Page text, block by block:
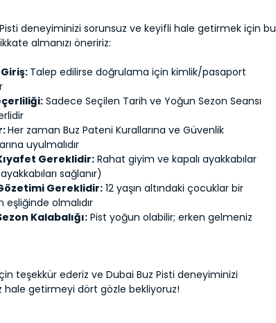
deneyiminizi sorunsuz ve keyifli hale getirmek için bu
almanızı öneririz:
Talep edilirse doğrulama için kimlik/pasaport
Sadece Seçilen Tarih ve Yoğun Sezon Seansı
Her zaman Buz Pateni Kurallarına ve Güvenlik
uyulmalıdır
Gereklidir: Rahat giyim ve kapalı ayakkabılar
sağlanır)
Gereklidir: 12 yaşın altındaki çocuklar bir
eşliğinde olmalıdır
Kalabalığı:Pist yoğun olabilir; erken gelmeniz
teşekkür ederiz ve Dubai Buz Pisti deneyiminizi
getirmeyi dört gözle bekliyoruz!